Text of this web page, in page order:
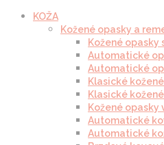
KOŽA
Kožené opasky a
Kožené opasky
Automatické
Automatické
Klasické
Klasické
Kožené opasky
Automatické
Automatické